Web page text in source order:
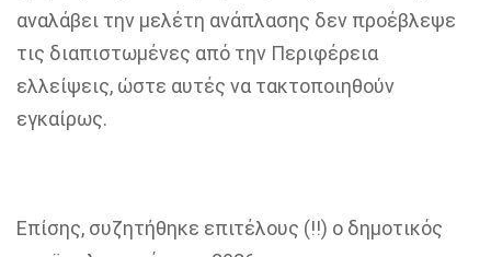
αναλάβει την μελέτη ανάπλασης δεν προέβλεψε
τις διαπιστωμένες από την Περιφέρεια
ελλείψεις, ώστε αυτές να τακτοποιηθούν
εγκαίρως.
Επίσης, συζητήθηκε επιτέλους (!!) ο δημοτικός